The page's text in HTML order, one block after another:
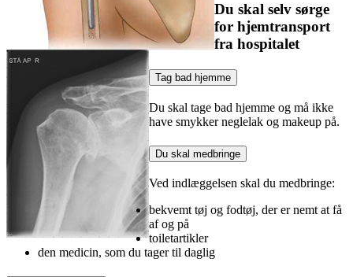
Du skal selv sørge
for hjemtransport
fra hospitalet
Tag bad hjemme
Du skal tage bad hjemme og må ikke
have smykker neglelak og makeup på.
Du skal medbringe
Ved indlæggelsen skal du medbringe:
bekvemt tøj og fodtøj, der er nemt at få
af og på
toiletartikler
den medicin, som du tager til daglig